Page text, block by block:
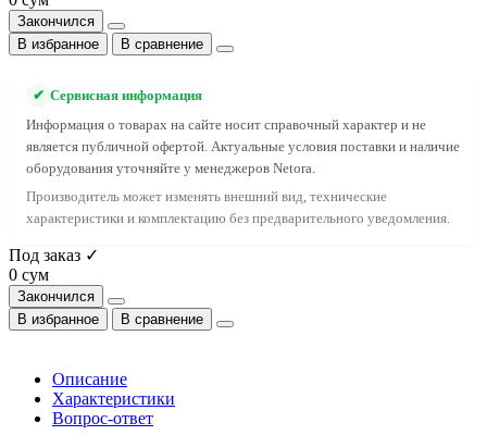
Закончился
В избранное
В сравнение
✔ Сервисная информация
Информация о товарах на сайте носит справочный характер и не
является публичной офертой. Актуальные условия поставки и наличие
оборудования уточняйте у менеджеров Netora.
Производитель может изменять внешний вид, технические
характеристики и комплектацию без предварительного уведомления.
Под заказ ✓
0 сум
Закончился
В избранное
В сравнение
Описание
Характеристики
Вопрос-ответ